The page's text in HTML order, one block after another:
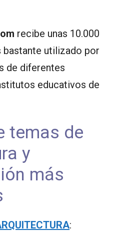
recibe unas 10.000
bastante utilizado por
de diferentes
educativos de
temas de
y
más
: